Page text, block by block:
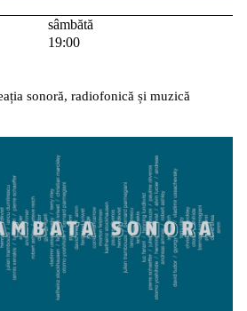
sâmbătă
19:00
sonoră, radiofonică și muzică